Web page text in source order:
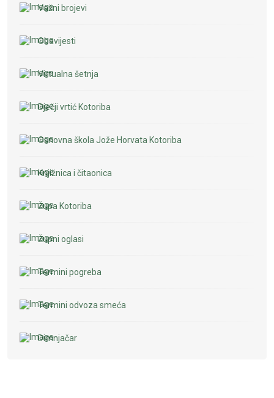
Važni brojevi
Obavijesti
Virtualna šetnja
Dječji vrtić Kotoriba
Osnovna škola Jože Horvata Kotoriba
Knjižnica i čitaonica
Župa Kotoriba
Župni oglasi
Termini pogreba
Termini odvoza smeća
Dimnjačar